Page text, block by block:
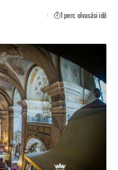
1 perc olvasási idő